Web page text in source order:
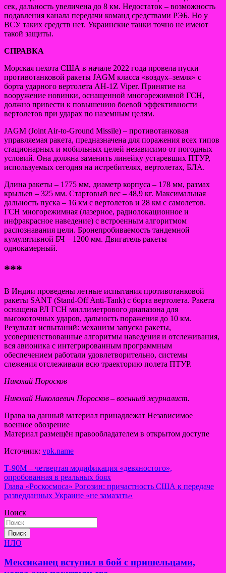
сек, дальность увеличена до 8 км. Недостаток – возможность
подавления канала передачи команд средствами РЭБ. Но у
ВСУ таких средств нет. Украинские танки точно не имеют
такой защиты.
СПРАВКА
Морская пехота США в начале 2022 года провела пуски
противотанковой ракеты JAGM класса «воздух–земля» с
борта ударного вертолета AH-1Z Viper. Принятие на
вооружение новинки, оснащенной многорежимной ГСН,
должно привести к повышению боевой эффективности
вертолетов при ударах по наземным целям.
JAGM (Joint Air-to-Ground Missile) – противотанковая
управляемая ракета, предназначена для поражения всех типов
стационарных и мобильных целей независимо от погодных
условий. Она должна заменить линейку устаревших ПТУР,
используемых сегодня на истребителях, вертолетах, БЛА.
Длина ракеты – 1775 мм, диаметр корпуса – 178 мм, размах
крыльев – 325 мм. Стартовый вес – 48,9 кг. Максимальная
дальность пуска – 16 км с вертолетов и 28 км с самолетов.
ГСН многорежимная (лазерное, радиолокационное и
инфракрасное наведение) с встроенным алгоритмом
распознавания цели. Бронепробиваемость тандемной
кумулятивной БЧ – 1200 мм. Двигатель ракеты
однокамерный.
***
В Индии проведены летные испытания противотанковой
ракеты SANT (Stand-Off Anti-Tank) с борта вертолета. Ракета
оснащена РЛ ГСН миллиметрового диапазона для
высокоточных ударов, дальность поражения до 10 км.
Результат испытаний: механизм запуска ракеты,
усовершенствованные алгоритмы наведения и отслеживания,
вся авионика с интегрированным программным
обеспечением работали удовлетворительно, системы
слежения отслеживали всю траекторию полета ПТУР.
Николай Поросков
Николай Николаевич Поросков – военный журналист.
Права на данный материал принадлежат Независимое
военное обозрение
Материал размещён правообладателем в открытом доступе
Источник: vpk.name
Навигация
по
записям
Т-90М – четвертая модификация «девяностого»,
опробованная в реальных боях
Глава «Роскосмоса» Рогозин: причастность США к передаче
разведданных Украине «не замазать»
Поиск
Поиск
НЛО
Мексиканец вступил в бой с пришельцами,